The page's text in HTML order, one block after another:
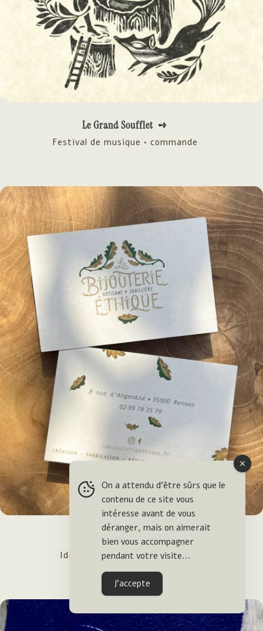
Le Grand Soufflet ➺
Festival de musique • commande
La Bijouterie Ethique ➺
Identité visuelle • commande
On a attendu d'être sûrs que le
contenu de ce site vous
intéresse avant de vous
déranger, mais on aimerait
bien vous accompagner
pendant votre visite...
J'accepte